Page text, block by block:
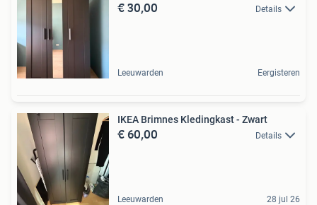
€ 30,00 Details
Leeuwarden Eergisteren
IKEA Brimnes Kledingkast - Zwart
€ 60,00 Details
Leeuwarden 28 jul 26